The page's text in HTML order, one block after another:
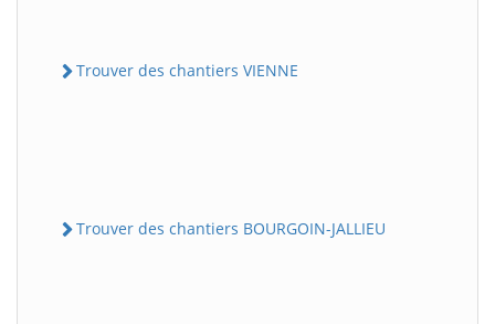
Trouver des chantiers VIENNE
Trouver des chantiers BOURGOIN-JALLIEU